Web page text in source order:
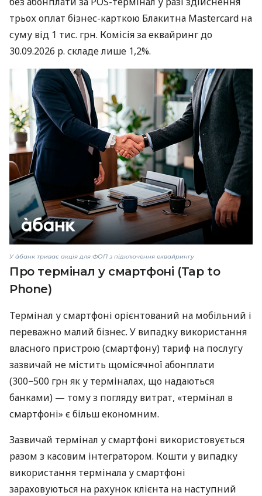
трьох оплат бізнес-карткою Блакитна Mastercard на
суму від 1 тис. грн. Комісія за еквайринг до
30.09.2026 р. складе лише 1,2%.
У àбанк триває акція для ФОП з підключення еквайрингу
Про термінал у смартфоні (Tap to
Phone)
Термінал у смартфоні орієнтований на мобільний і
переважно малий бізнес. У випадку використання
власного пристрою (смартфону) тариф на послугу
зазвичай не містить щомісячної абонплати
(300−500 грн як у терміналах, що надаються
банками) — тому з погляду витрат, «термінал в
смартфоні» є більш економним.
Зазвичай термінал у смартфоні використовується
разом з касовим інтегратором. Кошти у випадку
використання термінала у смартфоні
зараховуються на рахунок клієнта на наступний